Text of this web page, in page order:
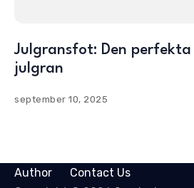
Julgransfot: Den
julgran
september 10, 2025
Author
Contact Us